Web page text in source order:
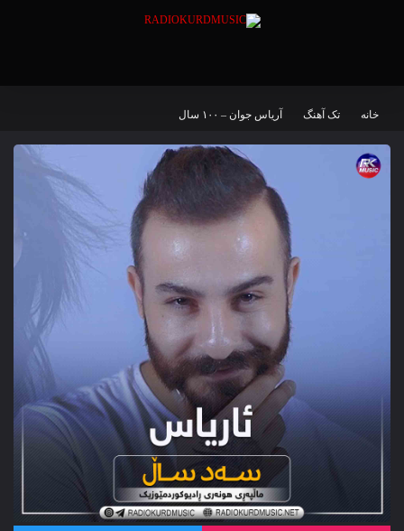
خانه تک آهنگ آریاس جوان – ۱۰۰ سال